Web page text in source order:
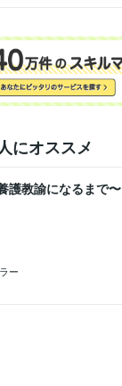
にオススメ
教諭になるまで〜
ー